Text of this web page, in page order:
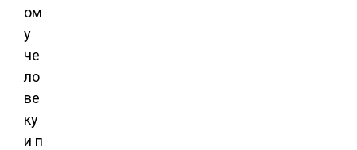
ом
у
че
ло
ве
ку
и п